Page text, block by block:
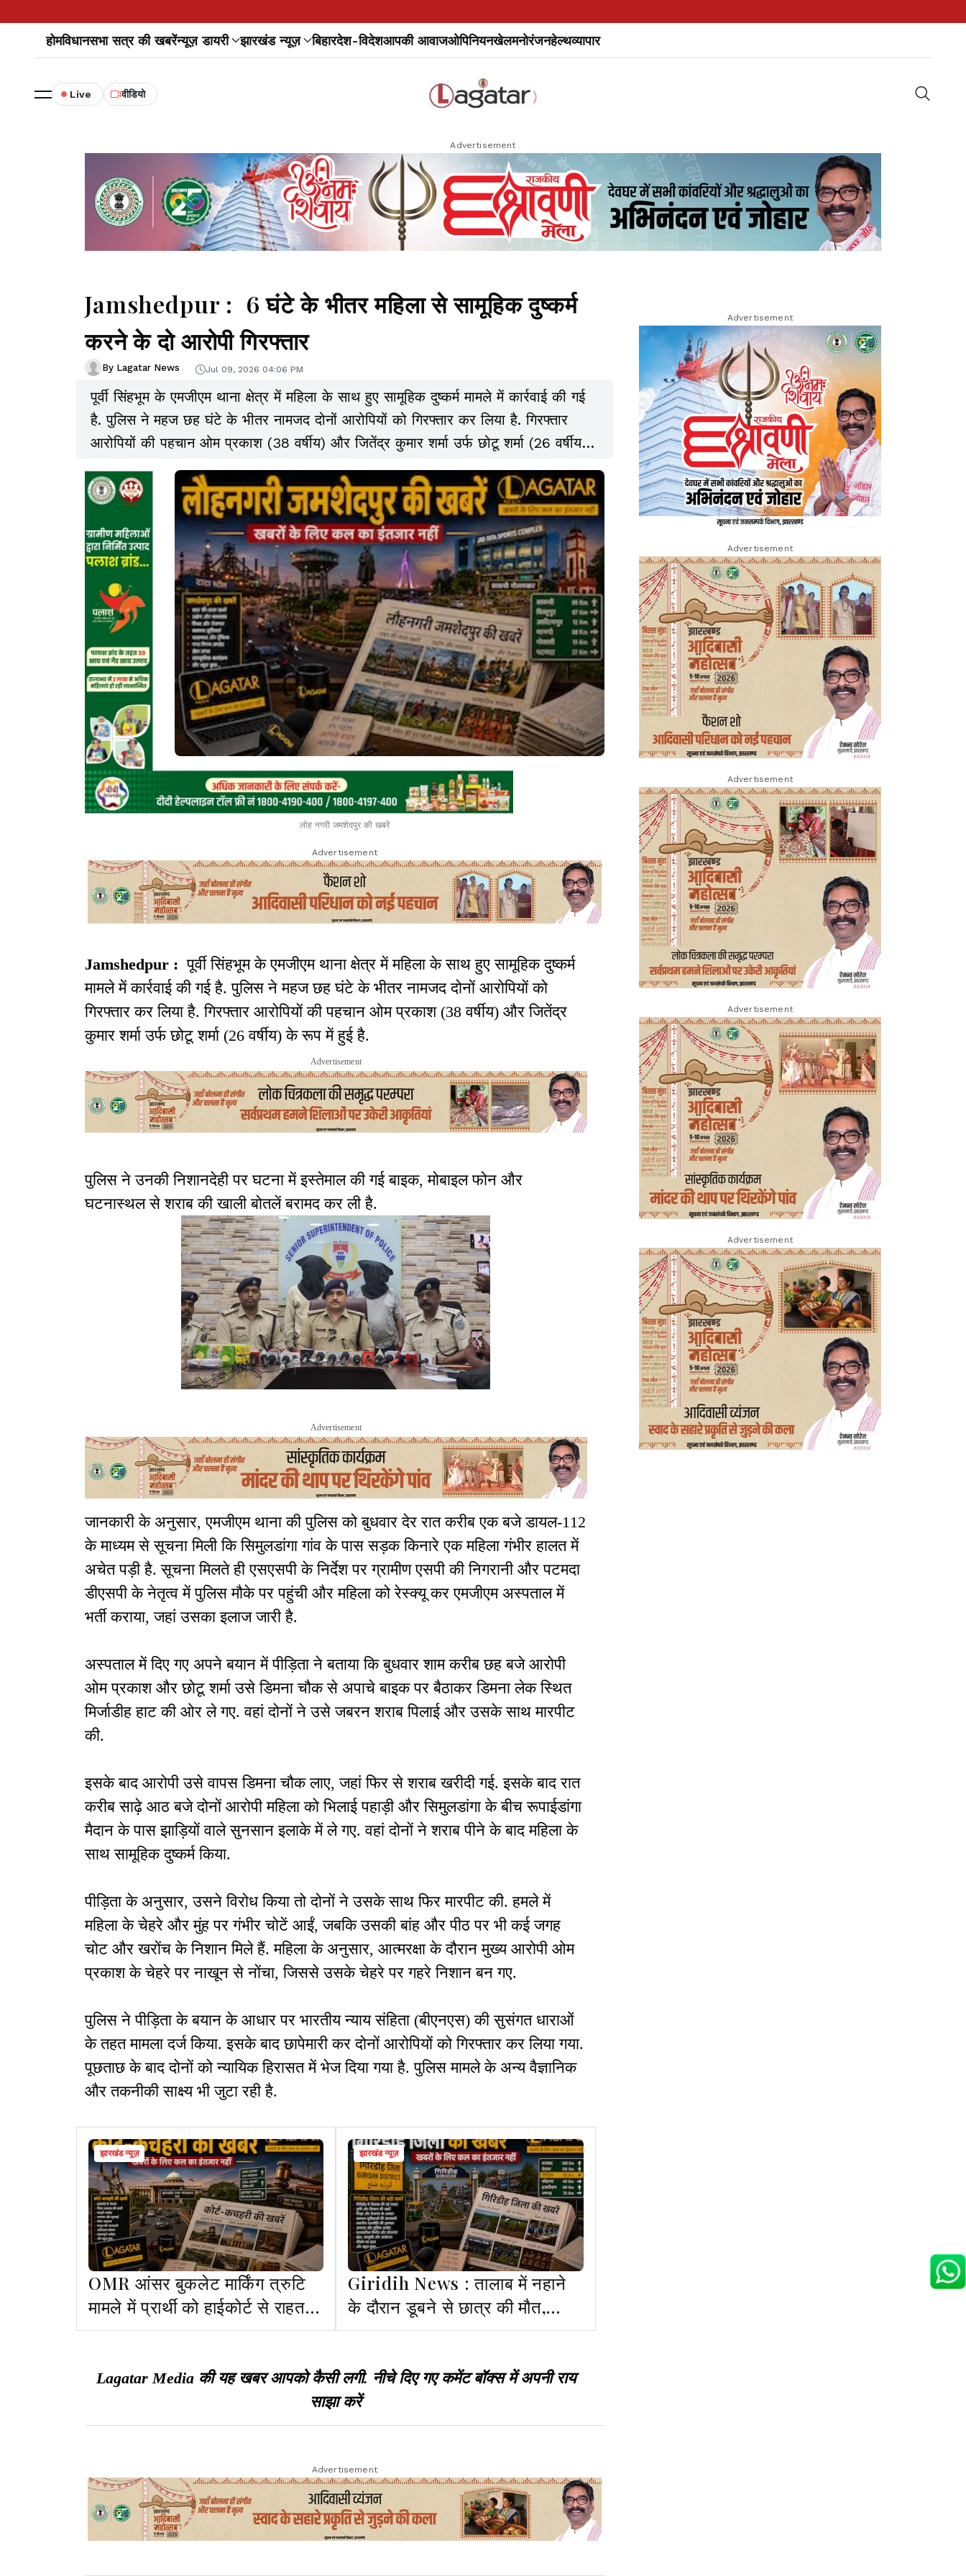
होमविधानसभा सत्र की खबरेंन्यूज़ डायरी झारखंड न्यूज़ बिहारदेश-विदेशआपकी आवाजओपिनियनखेलमनोरंजनहेल्थव्यापार
Live वीडियो
Advertisement
Jamshedpur : 6 घंटे के भीतर महिला से सामूहिक दुष्कर्म
करने के दो आरोपी गिरफ्तार
By Lagatar News Jul 09, 2026 04:06 PM
पूर्वी सिंहभूम के एमजीएम थाना क्षेत्र में महिला के साथ हुए सामूहिक दुष्कर्म मामले में कार्रवाई की गई
है. पुलिस ने महज छह घंटे के भीतर नामजद दोनों आरोपियों को गिरफ्तार कर लिया है. गिरफ्तार
आरोपियों की पहचान ओम प्रकाश (38 वर्षीय) और जितेंद्र कुमार शर्मा उर्फ छोटू शर्मा (26 वर्षीय)
लोह नगरी जमशेदपुर की खबरें
Advertisement
Jamshedpur :पूर्वी सिंहभूम के एमजीएम थाना क्षेत्र में महिला के साथ हुए सामूहिक दुष्कर्म
मामले में कार्रवाई की गई है. पुलिस ने महज छह घंटे के भीतर नामजद दोनों आरोपियों को
गिरफ्तार कर लिया है. गिरफ्तार आरोपियों की पहचान ओम प्रकाश (38 वर्षीय) और जितेंद्र
कुमार शर्मा उर्फ छोटू शर्मा (26 वर्षीय) के रूप में हुई है.
Advertisement
पुलिस ने उनकी निशानदेही पर घटना में इस्तेमाल की गई बाइक, मोबाइल फोन और
घटनास्थल से शराब की खाली बोतलें बरामद कर ली है.
Advertisement
जानकारी के अनुसार, एमजीएम थाना की पुलिस को बुधवार देर रात करीब एक बजे डायल-112
के माध्यम से सूचना मिली कि सिमुलडांगा गांव के पास सड़क किनारे एक महिला गंभीर हालत में
अचेत पड़ी है. सूचना मिलते ही एसएसपी के निर्देश पर ग्रामीण एसपी की निगरानी और पटमदा
डीएसपी के नेतृत्व में पुलिस मौके पर पहुंची और महिला को रेस्क्यू कर एमजीएम अस्पताल में
भर्ती कराया, जहां उसका इलाज जारी है.
अस्पताल में दिए गए अपने बयान में पीड़िता ने बताया कि बुधवार शाम करीब छह बजे आरोपी
ओम प्रकाश और छोटू शर्मा उसे डिमना चौक से अपाचे बाइक पर बैठाकर डिमना लेक स्थित
मिर्जाडीह हाट की ओर ले गए. वहां दोनों ने उसे जबरन शराब पिलाई और उसके साथ मारपीट
की.
इसके बाद आरोपी उसे वापस डिमना चौक लाए, जहां फिर से शराब खरीदी गई. इसके बाद रात
करीब साढ़े आठ बजे दोनों आरोपी महिला को भिलाई पहाड़ी और सिमुलडांगा के बीच रूपाईडांगा
मैदान के पास झाड़ियों वाले सुनसान इलाके में ले गए. वहां दोनों ने शराब पीने के बाद महिला के
साथ सामूहिक दुष्कर्म किया.
पीड़िता के अनुसार, उसने विरोध किया तो दोनों ने उसके साथ फिर मारपीट की. हमले में
महिला के चेहरे और मुंह पर गंभीर चोटें आईं, जबकि उसकी बांह और पीठ पर भी कई जगह
चोट और खरोंच के निशान मिले हैं. महिला के अनुसार, आत्मरक्षा के दौरान मुख्य आरोपी ओम
प्रकाश के चेहरे पर नाखून से नोंचा, जिससे उसके चेहरे पर गहरे निशान बन गए.
पुलिस ने पीड़िता के बयान के आधार पर भारतीय न्याय संहिता (बीएनएस) की सुसंगत धाराओं
के तहत मामला दर्ज किया. इसके बाद छापेमारी कर दोनों आरोपियों को गिरफ्तार कर लिया गया.
पूछताछ के बाद दोनों को न्यायिक हिरासत में भेज दिया गया है. पुलिस मामले के अन्य वैज्ञानिक
और तकनीकी साक्ष्य भी जुटा रही है.
झारखंड न्यूज़
OMR आंसर बुकलेट मार्किंग त्रुटि
मामले में प्रार्थी को हाईकोर्ट से राहत
नहीं, याचिका खारिज
झारखंड न्यूज़
Giridih News : तालाब में नहाने
के दौरान डूबने से छात्र की मौत,
स्कूल प्रबंधन पर लापरवाही का आरोप
Lagatar Media की यह खबर आपको कैसी लगी. नीचे दिए गए कमेंट बॉक्स में अपनी राय
साझा करें
Advertisement
Advertisement
Advertisement
Advertisement
Advertisement
Advertisement